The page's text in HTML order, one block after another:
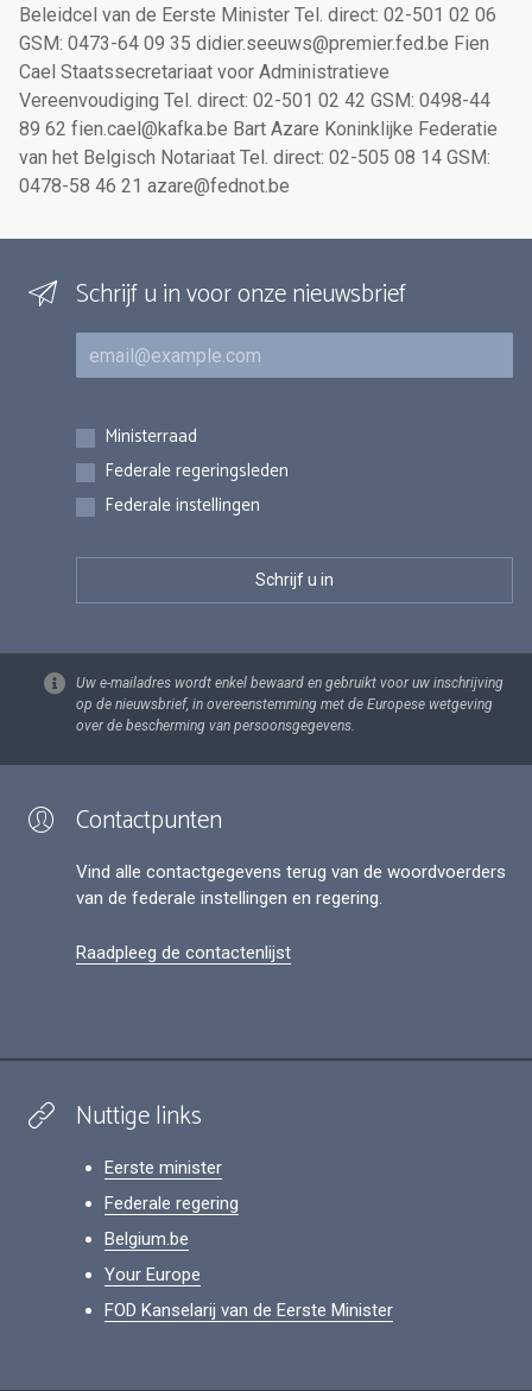
Beleidcel van de Eerste Minister Tel. direct: 02-501 02 06
GSM: 0473-64 09 35 didier.seeuws@premier.fed.be Fien
Cael Staatssecretariaat voor Administratieve
Vereenvoudiging Tel. direct: 02-501 02 42 GSM: 0498-44
89 62 fien.cael@kafka.be Bart Azare Koninklijke Federatie
van het Belgisch Notariaat Tel. direct: 02-505 08 14 GSM:
0478-58 46 21 azare@fednot.be
Schrijf u in voor onze nieuwsbrief
E-mail
Inschrijvingen
Ministerraad
Federale regeringsleden
Federale instellingen
Uw e-mailadres wordt enkel bewaard en gebruikt voor uw inschrijving
op de nieuwsbrief, in overeenstemming met de Europese wetgeving
over de bescherming van persoonsgegevens.
Contactpunten
Vind alle contactgegevens terug van de woordvoerders
van de federale instellingen en regering.
Raadpleeg de contactenlijst
Nuttige links
Eerste minister
Federale regering
Belgium.be
Your Europe
FOD Kanselarij van de Eerste Minister